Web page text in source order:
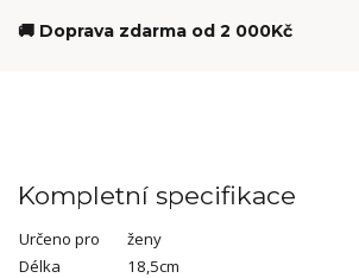
🚚 Doprava zdarma od 2 000Kč
Kompletní specifikace
Určeno pro
ženy
Délka
18,5cm